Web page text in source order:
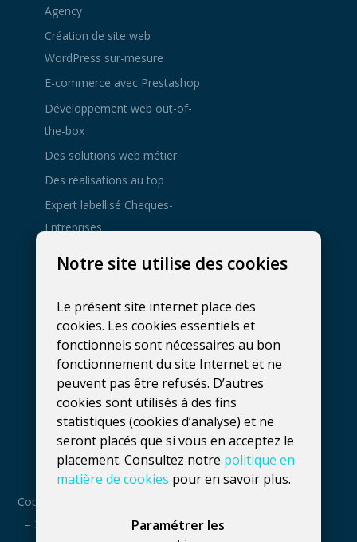
Agency
Création de site web
WordPress sur-mesure
E-commerce avec Prestashop
Développement web out-of-
the-box
Des solutions web métier
Des réalisations au top
Expert labellisé Cheques-
Entreprises
Agence de
développement web à
081 137 800
hello@fidelo.be
Rue Phocas Lejeune 25, bt 3
5032 Isnes,Belgique
Numéro de TVA :
BE0660739056
Copyright : 2016
– 2026 Fidelo
Notre site utilise des cookies
Le présent site internet place des
cookies. Les cookies essentiels et
fonctionnels sont nécessaires au bon
fonctionnement du site Internet et ne
peuvent pas être refusés. D’autres
cookies sont utilisés à des fins
statistiques (cookies d’analyse) et ne
seront placés que si vous en acceptez le
placement. Consultez notre politique en
matière de cookies pour en savoir plus.
Paramétrer les